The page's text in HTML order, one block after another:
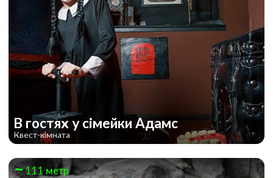
В гостях у сімейки Адамс
Квест-кімната
111 метр